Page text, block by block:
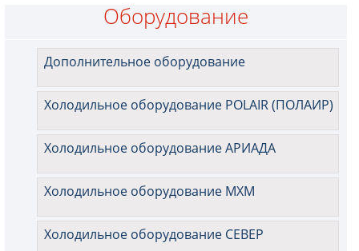
Оборудование
Дополнительное оборудование
Холодильное оборудование POLAIR (ПОЛАИР)
Холодильное оборудование АРИАДА
Холодильное оборудование МХМ
Холодильное оборудование СЕВЕР